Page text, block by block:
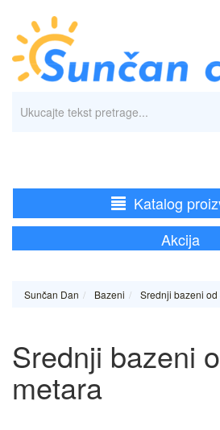
Katalog
Akcija
Sunčan Dan Bazeni Srednji bazeni od
Srednji bazeni
metara